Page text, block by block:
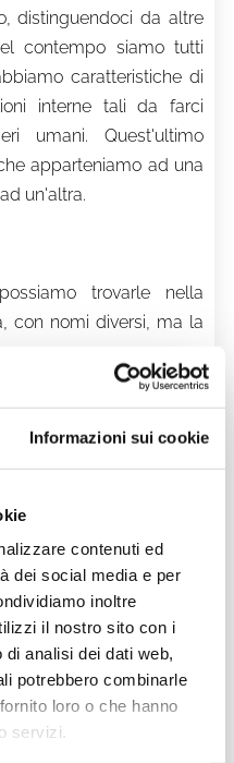
Informazioni sui cookie
contenuti ed
dei social media e per
inoltre
il nostro sito con i
analisi dei dati web,
potrebbero combinarle
loro o che hanno
servizi.
distinguendoci da altre
contempo siamo tutti
caratteristiche di
interne tali da farci
umani. Quest'ultimo
apparteniamo ad una
un'altra.
trovarle nella
con nomi diversi, ma la
tragico, l'artista, il
l'eremita)
l'esecutore, lo